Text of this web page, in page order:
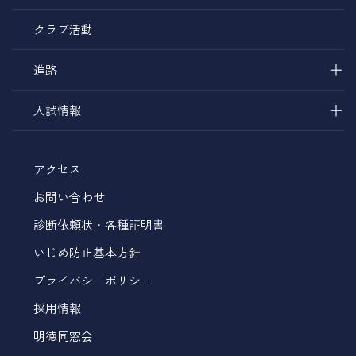
クラブ活動
進路 ＋
入試情報 ＋
アクセス
お問い合わせ
診断依頼状・各種証明書
いじめ防止基本方針
プライバシーポリシー
採用情報
明徳同窓会